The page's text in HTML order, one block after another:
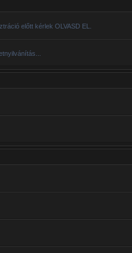
előtt kérlek OLVASD EL.